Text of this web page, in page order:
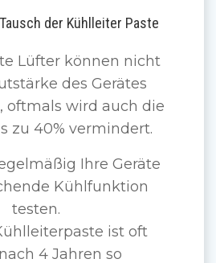
der Kühlleiter Paste
Lüfter können nicht
des Gerätes
oftmals wird auch die
zu 40% vermindert.
Ihre Geräte
Kühlfunktion
testen.
ist oft
4 Jahren so